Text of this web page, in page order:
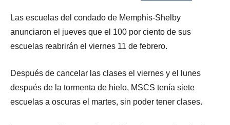
Las escuelas del condado de Memphis-Shelby
anunciaron el jueves que el 100 por ciento de sus
escuelas reabrirán el viernes 11 de febrero.
Después de cancelar las clases el viernes y el lunes
después de la tormenta de hielo, MSCS tenía siete
escuelas a oscuras el martes, sin poder tener clases.